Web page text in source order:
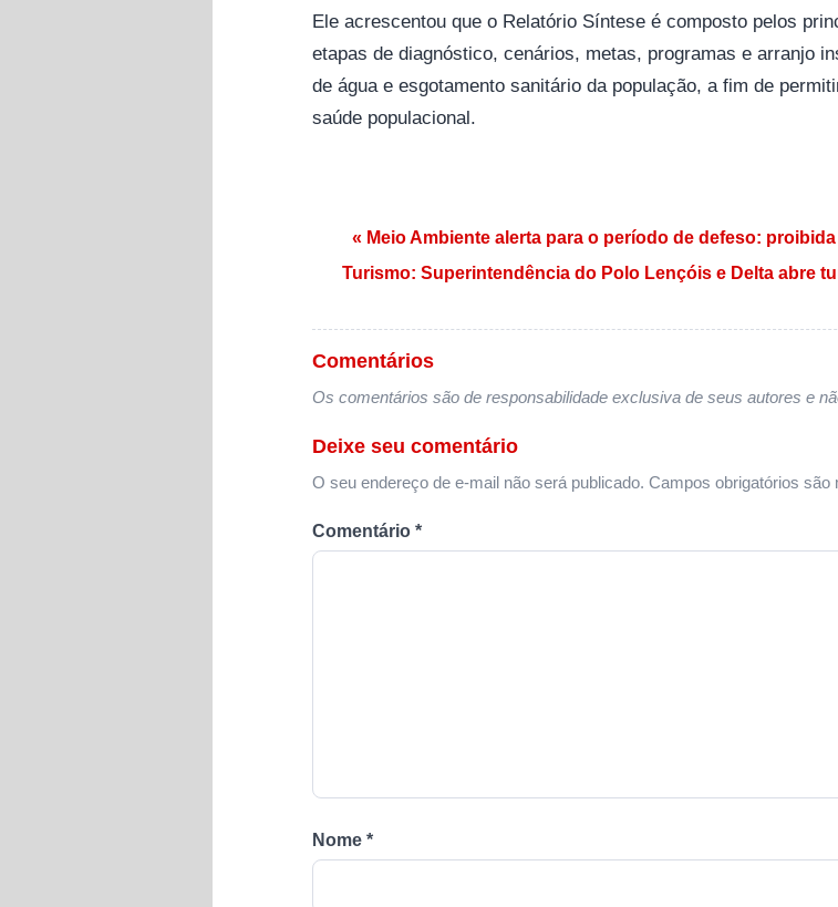
Ele acrescentou que o Relatório Síntese é composto pelos
etapas de diagnóstico, cenários, metas, programas e arranjo
de água e esgotamento sanitário da população, a fim de
saúde populacional.
Navegação de Post
« Meio Ambiente alerta para o período de defeso:
Turismo: Superintendência do Polo Lençóis e Delta abre
Comentários
Os comentários são de responsabilidade exclusiva de seus autores e
Deixe seu comentário
O seu endereço de e-mail não será publicado. Campos obrigatórios são
Comentário *
Nome *